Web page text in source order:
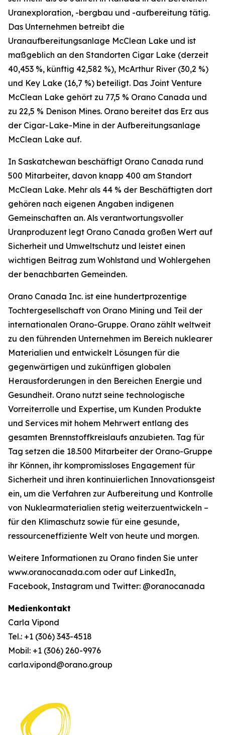
Uranexploration, -bergbau und -aufbereitung tätig.
Das Unternehmen betreibt die
Uranaufbereitungsanlage McClean Lake und ist
maßgeblich an den Standorten Cigar Lake (derzeit
40,453 %, künftig 42,582 %), McArthur River (30,2 %)
und Key Lake (16,7 %) beteiligt. Das Joint Venture
McClean Lake gehört zu 77,5 % Orano Canada und
zu 22,5 % Denison Mines. Orano bereitet das Erz aus
der Cigar-Lake-Mine in der Aufbereitungsanlage
McClean Lake auf.
In Saskatchewan beschäftigt Orano Canada rund
500 Mitarbeiter, davon knapp 400 am Standort
McClean Lake. Mehr als 44 % der Beschäftigten dort
gehören nach eigenen Angaben indigenen
Gemeinschaften an. Als verantwortungsvoller
Uranproduzent legt Orano Canada großen Wert auf
Sicherheit und Umweltschutz und leistet einen
wichtigen Beitrag zum Wohlstand und Wohlergehen
der benachbarten Gemeinden.
Orano Canada Inc. ist eine hundertprozentige
Tochtergesellschaft von Orano Mining und Teil der
internationalen Orano-Gruppe. Orano zählt weltweit
zu den führenden Unternehmen im Bereich nuklearer
Materialien und entwickelt Lösungen für die
gegenwärtigen und zukünftigen globalen
Herausforderungen in den Bereichen Energie und
Gesundheit. Orano nutzt seine technologische
Vorreiterrolle und Expertise, um Kunden Produkte
und Services mit hohem Mehrwert entlang des
gesamten Brennstoffkreislaufs anzubieten. Tag für
Tag setzen die 18.500 Mitarbeiter der Orano-Gruppe
ihr Können, ihr kompromissloses Engagement für
Sicherheit und ihren kontinuierlichen Innovationsgeist
ein, um die Verfahren zur Aufbereitung und Kontrolle
von Nuklearmaterialien stetig weiterzuentwickeln –
für den Klimaschutz sowie für eine gesunde,
ressourceneffiziente Welt von heute und morgen.
Weitere Informationen zu Orano finden Sie unter
www.oranocanada.com oder auf LinkedIn,
Facebook, Instagram und Twitter: @oranocanada
Medienkontakt
Carla Vipond
Tel.: +1 (306) 343-4518
Mobil: +1 (306) 260-9976
carla.vipond@orano.group